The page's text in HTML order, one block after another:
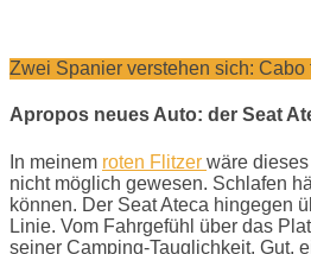
Zwei Spanier verstehen sich:
Apropos neues Auto: der Seat
In meinem roten Flitzer wäre
nicht möglich gewesen. Schlafen
können. Der Seat Ateca hingegen
Linie. Vom Fahrgefühl über das
seiner Camping-Tauglichkeit. Gut,